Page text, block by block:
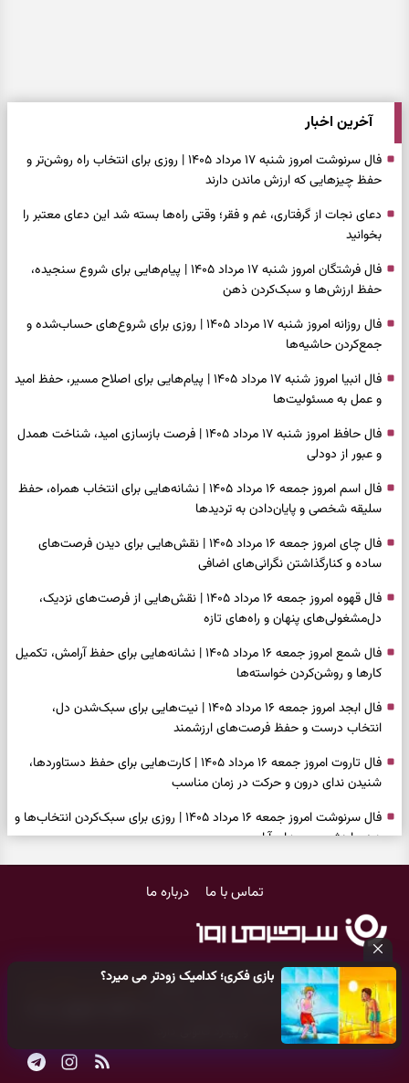
بازی فکری؛ کدامیک زودتر می میرد؟
آخرین اخبار
فال سرنوشت امروز شنبه ۱۷ مرداد ۱۴۰۵ | روزی برای انتخاب راه روشن‌تر و
حفظ چیزهایی که ارزش ماندن دارند
دعای نجات از گرفتاری، غم و فقر؛ وقتی راه‌ها بسته شد این دعای معتبر را
بخوانید
فال فرشتگان امروز شنبه ۱۷ مرداد ۱۴۰۵ | پیام‌هایی برای شروع سنجیده،
حفظ ارزش‌ها و سبک‌کردن ذهن
فال روزانه امروز شنبه ۱۷ مرداد ۱۴۰۵ | روزی برای شروع‌های حساب‌شده و
جمع‌کردن حاشیه‌ها
فال انبیا امروز شنبه ۱۷ مرداد ۱۴۰۵ | پیام‌هایی برای اصلاح مسیر، حفظ امید
و عمل به مسئولیت‌ها
فال حافظ امروز شنبه ۱۷ مرداد ۱۴۰۵ | فرصت بازسازی امید، شناخت همدل
و عبور از دودلی
فال اسم امروز جمعه ۱۶ مرداد ۱۴۰۵ | نشانه‌هایی برای انتخاب همراه، حفظ
سلیقه شخصی و پایان‌دادن به تردیدها
فال چای امروز جمعه ۱۶ مرداد ۱۴۰۵ | نقش‌هایی برای دیدن فرصت‌های
ساده و کنارگذاشتن نگرانی‌های اضافی
فال قهوه امروز جمعه ۱۶ مرداد ۱۴۰۵ | نقش‌هایی از فرصت‌های نزدیک،
دل‌مشغولی‌های پنهان و راه‌های تازه
فال شمع امروز جمعه ۱۶ مرداد ۱۴۰۵ | نشانه‌هایی برای حفظ آرامش، تکمیل
کارها و روشن‌کردن خواسته‌ها
فال ابجد امروز جمعه ۱۶ مرداد ۱۴۰۵ | نیت‌هایی برای سبک‌شدن دل،
انتخاب درست و حفظ فرصت‌های ارزشمند
فال تاروت امروز جمعه ۱۶ مرداد ۱۴۰۵ | کارت‌هایی برای حفظ دستاوردها،
شنیدن ندای درون و حرکت در زمان مناسب
فال سرنوشت امروز جمعه ۱۶ مرداد ۱۴۰۵ | روزی برای سبک‌کردن انتخاب‌ها و
دیدن ارزش مسیرهای آرام
آسان شدن فوری کارهای سخت
نگه‌داشتن چیزهای ارزشمند
فال روزانه امروز جمعه ۱۶ مرداد ۱۴۰۵ | روزی برای نفس‌کشیدن، انتخاب‌های
سبک‌تر و جمع‌بندی آرام
تماس با ما درباره ما
کلیه حقوق مادی و معنوی این سایت متعلق بهپایگاه خبری سرگرمی روز
می‌باشد و هر گونه کپی‌برداری توسط دیگر سایت‌ها